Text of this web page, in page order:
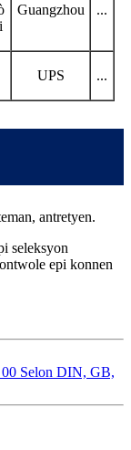
Guangzhou ...
UPS ...
antretyen.
seleksyon
epi konnen
Selon DIN, GB,